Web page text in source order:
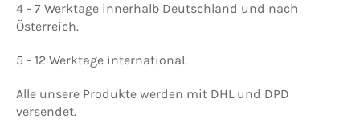
4 - 7 Werktage innerhalb Deutschland und nach
Österreich.
5 - 12 Werktage international.
Alle unsere Produkte werden mit DHL und DPD
versendet.